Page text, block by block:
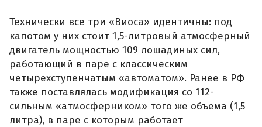
Технически все три «Виоса» идентичны: под
капотом у них стоит 1,5-литровый атмосферный
двигатель мощностью 109 лошадиных сил,
работающий в паре с классическим
четырехступенчатым «автоматом». Ранее в РФ
также поставлялась модификация со 112-
сильным «атмосферником» того же объема (1,5
литра), в паре с которым работает